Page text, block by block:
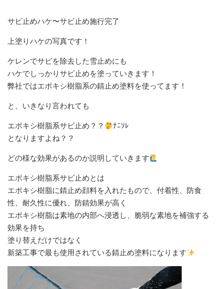
サビ止めハケ〜サビ止め施行完了
上塗りハケの写真です！
ケレンでサビを除去した雪止めにも
ハケでしっかりサビ止めを塗っていきます！
弊社ではエポキシ樹脂系の錆止め塗料を使ってます！
と、いきなり言われても
エポキシ樹脂系サビ止め？？
ﾅﾆｿﾚ
となりますよね？？
どの様な効果があるのか説明していきます
エポキシ樹脂系サビ止めとは
エポキシ樹脂に錆止め顔料を入れたもので、付着性、防食
性、耐久性に優れ、防錆効果が高く
エポキシ樹脂は素地の内部へ浸透し、脆弱な素地を補強する
効果を持ち
塗り替えだけではなく
新築工事で最も使用されている錆止め塗料になります